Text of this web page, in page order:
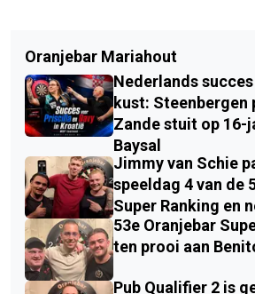
Oranjebar Mariahout
Nederlands
kust:
Zande stuit op
Baysal
Jimmy van Schie
speeldag 4 van de
Super Ranking en
53e Oranjebar
ten prooi aan
Pub Qualifier 2 is